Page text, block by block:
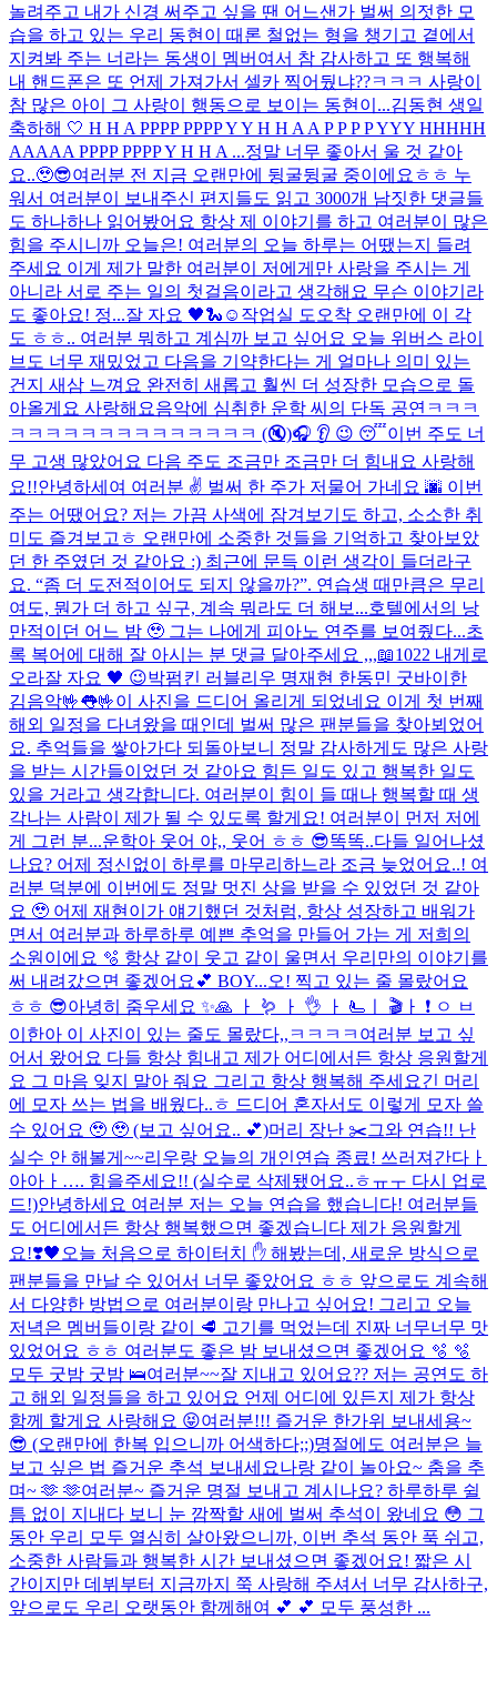
놀려주고 내가 신경 써주고 싶을 땐 어느샌가 벌써 의젓한 모
습을 하고 있는 우리 동현이 때론 철없는 형을 챙기고 곁에서
지켜봐 주는 너라는 동생이 멤버여서 참 감사하고 또 행복해
내 핸드폰은 또 언제 가져가서 셀카 찍어뒀냐??ㅋㅋㅋ 사랑이
참 많은 아이 그 사랑이 행동으로 보이는 동현이...김동현 생일
축하해 🤍 H H A PPPP PPPP Y Y H H A A P P P P YYY HHHHH
AAAAA PPPP PPPP Y H H A ...정말 너무 좋아서 울 것 같아
요..🥹😎여러분 전 지금 오랜만에 뒹굴뒹굴 중이에요ㅎㅎ 누
워서 여러분이 보내주신 편지들도 읽고 3000개 남짓한 댓글들
도 하나하나 읽어봤어요 항상 제 이야기를 하고 여러분이 많은
힘을 주시니까 오늘은! 여러분의 오늘 하루는 어땠는지 들려
주세요 이게 제가 말한 여러분이 저에게만 사랑을 주시는 게
아니라 서로 주는 일의 첫걸음이라고 생각해요 무슨 이야기라
도 좋아요! 정...잘 자요 🖤🐍☺️ 작업실 도오착 오랜만에 이 각
도 ㅎㅎ.. 여러분 뭐하고 계심까 보고 싶어요 오늘 위버스 라이
브도 너무 재밌었고 다음을 기약한다는 게 얼마나 의미 있는
건지 새삼 느껴요 완전히 새롭고 훨씬 더 성장한 모습으로 돌
아올게요 사랑해요음악에 심취한 운학 씨의 단독 공연ㅋㅋㅋ
ㅋㅋㅋㅋㅋㅋㅋㅋㅋㅋㅋㅋㅋㅋ (🔇)🎧 👂 😉 😴이번 주도 너
무 고생 많았어요 다음 주도 조금만 조금만 더 힘내요 사랑해
요!!안녕하세여 여러분 ✌️ 벌써 한 주가 저물어 가네요 🌆 이번
주는 어땠어요? 저는 가끔 사색에 잠겨보기도 하고, 소소한 취
미도 즐겨보고ㅎ 오랜만에 소중한 것들을 기억하고 찾아보았
던 한 주였던 것 같아요 :) 최근에 문득 이런 생각이 들더라구
요. “좀 더 도전적이어도 되지 않을까?”. 연습생 때만큼은 무리
여도, 뭔가 더 하고 싶구, 계속 뭐라도 더 해보...호텔에서의 낭
만적이던 어느 밤 🥹 그는 나에게 피아노 연주를 보여줬다...초
록 복어에 대해 잘 아시는 분 댓글 달아주세요 ,,,📖1022 내게로
오라잘 자요 🖤 😉박펌킨 러블리우 명재현 한동민 굿바이한
김음악🤟👅🤟이 사진을 드디어 올리게 되었네요 이게 첫 번째
해외 일정을 다녀왔을 때인데 벌써 많은 팬분들을 찾아뵈었어
요. 추억들을 쌓아가다 되돌아보니 정말 감사하게도 많은 사랑
을 받는 시간들이었던 것 같아요 힘든 일도 있고 행복한 일도
있을 거라고 생각합니다. 여러분이 힘이 들 때나 행복할 때 생
각나는 사람이 제가 될 수 있도록 할게요! 여러분이 먼저 저에
게 그런 분...운학아 웃어 야,, 웃어 ㅎㅎ 😎똑똑..다들 일어나셨
나요? 어제 정신없이 하루를 마무리하느라 조금 늦었어요..! 여
러분 덕분에 이번에도 정말 멋진 상을 받을 수 있었던 것 같아
요 🥹 어제 재현이가 얘기했던 것처럼, 항상 성장하고 배워가
면서 여러분과 하루하루 예쁜 추억을 만들어 가는 게 저희의
소원이에요 🫧 항상 같이 웃고 같이 울면서 우리만의 이야기를
써 내려갔으면 좋겠어요💕 BOY...오! 찍고 있는 줄 몰랐어요
ㅎㅎ 😎아녕히 줌우세요 ✨🙏 ㅏ 🪱 ㅏ 👌 ㅏ 🫷ㅣ 🎬ㅏ ❗ ㅇ ㅂ
이한아 이 사진이 있는 줄도 몰랐다,,ㅋㅋㅋㅋ 여러분 보고 싶
어서 왔어요 다들 항상 힘내고 제가 어디에서든 항상 응원할게
요 그 마음 잊지 말아 줘요 그리고 항상 행복해 주세요긴 머리
에 모자 쓰는 법을 배웠다..ㅎ 드디어 혼자서도 이렇게 모자 쓸
수 있어요 🥹 🥹 (보고 싶어요.. 💕)머리 장난 ✂️그와 연습!! 난
실수 안 해볼게~~리우랑 오늘의 개인연습 종료! 쓰러져간다ㅏ
아아ㅏ…. 힘을주세요!! (실수로 삭제됐어요..ㅎㅠㅜ 다시 업로
드!)안녕하세요 여러분 저는 오늘 연습을 했습니다! 여러분들
도 어디에서든 항상 행복했으면 좋겠습니다 제가 응원할게
요!❣️🖤 오늘 처음으로 하이터치 ✋ 해봤는데, 새로운 방식으로
팬분들을 만날 수 있어서 너무 좋았어요 ㅎㅎ 앞으로도 계속해
서 다양한 방법으로 여러분이랑 만나고 싶어요! 그리고 오늘
저녁은 멤버들이랑 같이 🥩 고기를 먹었는데 진짜 너무너무 맛
있었어요 ㅎㅎ 여러분도 좋은 밤 보내셨으면 좋겠어요 🫧 🫧
모두 굿밤 굿밤 🛌여러분~~잘 지내고 있어요?? 저는 공연도 하
고 해외 일정들을 하고 있어요 언제 어디에 있든지 제가 항상
함께 할게요 사랑해요 😝여러분!!! 즐거운 한가위 보내세용~
😎 (오랜만에 한복 입으니까 어색하다;;)명절에도 여러분은 늘
보고 싶은 법 즐거운 추석 보내세요나랑 같이 놀아요~ 춤을 추
며~ 🫶 🫶여러분~ 즐거운 명절 보내고 계시나요? 하루하루 쉴
틈 없이 지내다 보니 눈 깜짝할 새에 벌써 추석이 왔네요 😳 그
동안 우리 모두 열심히 살아왔으니까, 이번 추석 동안 푹 쉬고,
소중한 사람들과 행복한 시간 보내셨으면 좋겠어요! 짧은 시
간이지만 데뷔부터 지금까지 쭉 사랑해 주셔서 너무 감사하구,
앞으로도 우리 오랫동안 함께해여 💕 💕 모두 풍성한 ...